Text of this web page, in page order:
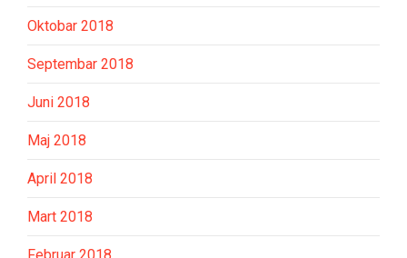
Oktobar 2018
Septembar 2018
Juni 2018
Maj 2018
April 2018
Mart 2018
Februar 2018